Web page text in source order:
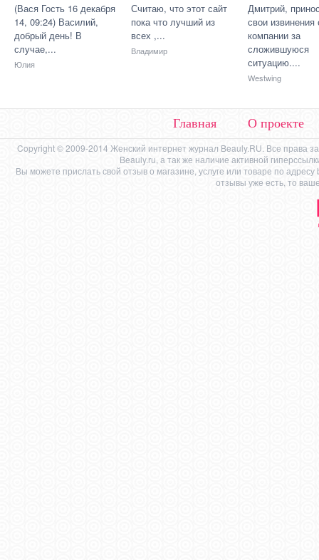
(Вася Гость 16 декабря
14, 09:24) Василий,
добрый день! В
случае,...
Юлия
Считаю, что этот сайт
пока что лучший из
всех ,...
Владимир
Дмитрий,
свои извинения
компании за
сложившуюся
ситуацию....
Westwing
Главная О проекте
Copyright © 2009-2014 Женский интернет журнал Beauly.RU. Все права
Beauly.ru, а так же наличие активной
Вы можете прислать свой отзыв о магазине, услуге или товаре по адресу
отзывы уже есть, то